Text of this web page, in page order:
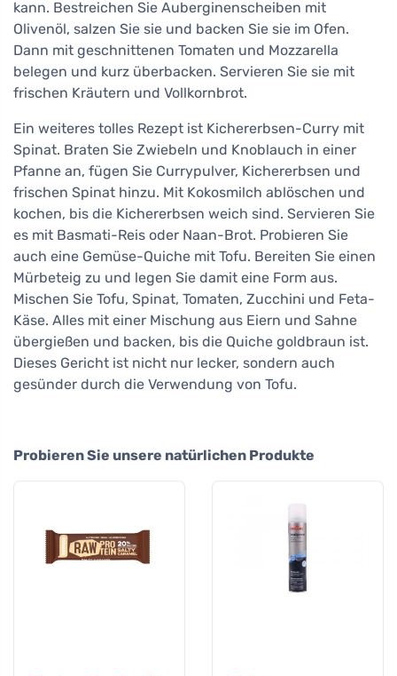
kann. Bestreichen Sie Auberginenscheiben mit
Olivenöl, salzen Sie sie und backen Sie sie im Ofen.
Dann mit geschnittenen Tomaten und Mozzarella
belegen und kurz überbacken. Servieren Sie sie mit
frischen Kräutern und Vollkornbrot.
Ein weiteres tolles Rezept ist Kichererbsen-Curry mit
Spinat. Braten Sie Zwiebeln und Knoblauch in einer
Pfanne an, fügen Sie Currypulver, Kichererbsen und
frischen Spinat hinzu. Mit Kokosmilch ablöschen und
kochen, bis die Kichererbsen weich sind. Servieren Sie
es mit Basmati-Reis oder Naan-Brot. Probieren Sie
auch eine Gemüse-Quiche mit Tofu. Bereiten Sie einen
Mürbeteig zu und legen Sie damit eine Form aus.
Mischen Sie Tofu, Spinat, Tomaten, Zucchini und Feta-
Käse. Alles mit einer Mischung aus Eiern und Sahne
übergießen und backen, bis die Quiche goldbraun ist.
Dieses Gericht ist nicht nur lecker, sondern auch
gesünder durch die Verwendung von Tofu.
Probieren Sie unsere natürlichen Produkte